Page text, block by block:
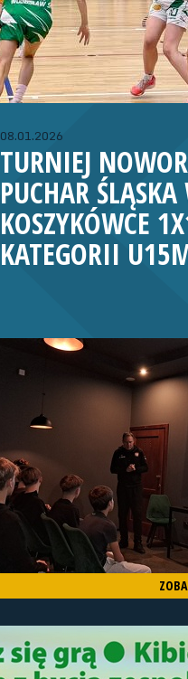
08.01.2026
TURNIEJ
PUCHAR
KOSZYKÓWCE
KATEGORII